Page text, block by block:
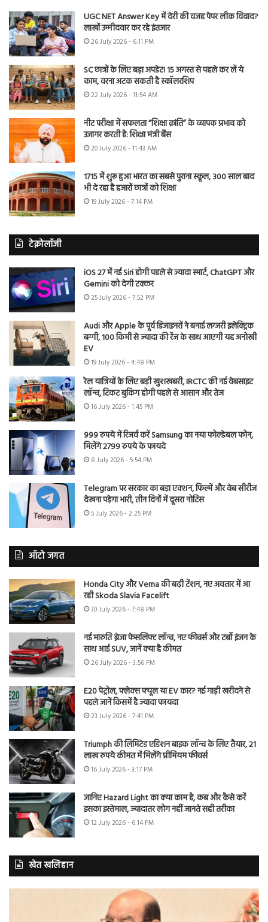
UGC NET Answer Key में देरी की वजह पेपर लीक विवाद?
लाखों उम्मीदवार कर रहे इंतजार
26 July 2026 - 6:11 PM
SC छात्रों के लिए बड़ा अपडेट! 15 अगस्त से पहले कर लें ये
काम, वरना अटक सकती है स्कॉलरशिप
22 July 2026 - 11:54 AM
नीट परीक्षा में सफलता “शिक्षा क्रांति” के व्यापक प्रभाव को
उजागर करती है: शिक्षा मंत्री बैंस
20 July 2026 - 11:43 AM
1715 में शुरू हुआ भारत का सबसे पुराना स्कूल, 300 साल बाद
भी दे रहा है हजारों छात्रों को शिक्षा
19 July 2026 - 7:14 PM
टेक्नोलॉजी
iOS 27 में नई Siri होगी पहले से ज्यादा स्मार्ट, ChatGPT और
Gemini को देगी टक्कर
25 July 2026 - 7:52 PM
Audi और Apple के पूर्व डिजाइनरों ने बनाई लग्जरी इलेक्ट्रिक
बग्गी, 100 किमी से ज्यादा की रेंज के साथ आएगी यह अनोखी
EV
19 July 2026 - 4:48 PM
रेल यात्रियों के लिए बड़ी खुशखबरी, IRCTC की नई वेबसाइट
लॉन्च, टिकट बुकिंग होगी पहले से आसान और तेज
16 July 2026 - 1:45 PM
999 रुपये में रिजर्व करें Samsung का नया फोल्डेबल फोन,
मिलेंगे 2799 रुपये के फायदे
8 July 2026 - 5:54 PM
Telegram पर सरकार का बड़ा एक्शन, फिल्में और वेब सीरीज
देखना पड़ेगा भारी, तीन दिनों में दूसरा नोटिस
5 July 2026 - 2:25 PM
ऑटो जगत
Honda City और Verna की बढ़ी टेंशन, नए अवतार में आ
रही Skoda Slavia Facelift
30 July 2026 - 7:48 PM
नई मारुति ब्रेजा फेसलिफ्ट लॉन्च, नए फीचर्स और टर्बो इंजन के
साथ आई SUV, जानें क्या है कीमत
26 July 2026 - 3:56 PM
E20 पेट्रोल, फ्लेक्स फ्यूल या EV कार? नई गाड़ी खरीदने से
पहले जानें किसमें है ज्यादा फायदा
23 July 2026 - 7:41 PM
Triumph की लिमिटेड एडिशन बाइक लॉन्च के लिए तैयार, 21
लाख रुपये कीमत में मिलेंगे प्रीमियम फीचर्स
16 July 2026 - 3:17 PM
जानिए Hazard Light का क्या काम है, कब और कैसे करें
इसका इस्तेमाल, ज्यादातर लोग नहीं जानते सही तरीका
12 July 2026 - 6:14 PM
खेत खलिहान